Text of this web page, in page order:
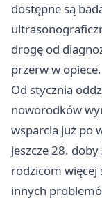
dostępne są
drogę od
przerw w opiece.
Od stycznia
noworodków
wsparcia już po
jeszcze 28.
rodzicom więcej
innych